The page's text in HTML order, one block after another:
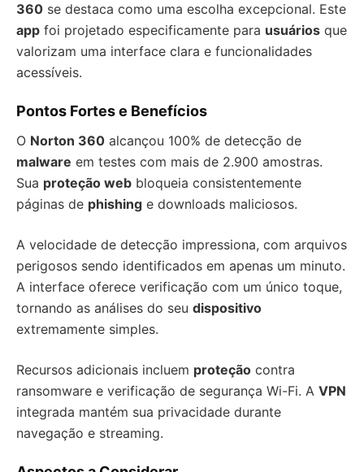
360 se destaca como uma escolha excepcional. Este
app foi projetado especificamente para usuários que
valorizam uma interface clara e funcionalidades
acessíveis.
Pontos Fortes e Benefícios
O Norton 360 alcançou 100% de detecção de
malware em testes com mais de 2.900 amostras.
Sua proteção web bloqueia consistentemente
páginas de phishing e downloads maliciosos.
A velocidade de detecção impressiona, com arquivos
perigosos sendo identificados em apenas um minuto.
A interface oferece verificação com um único toque,
tornando as análises do seu dispositivo
extremamente simples.
Recursos adicionais incluem proteção contra
ransomware e verificação de segurança Wi-Fi. A VPN
integrada mantém sua privacidade durante
navegação e streaming.